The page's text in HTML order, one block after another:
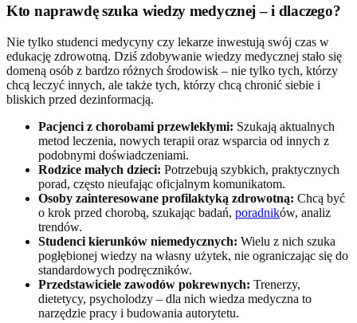
Kto naprawdę szuka wiedzy medycznej – i dlaczego?
Nie tylko studenci medycyny czy lekarze inwestują swój czas w
edukację zdrowotną. Dziś zdobywanie wiedzy medycznej stało się
domeną osób z bardzo różnych środowisk – nie tylko tych, którzy
chcą leczyć innych, ale także tych, którzy chcą chronić siebie i
bliskich przed dezinformacją.
Pacjenci z chorobami przewlekłymi: Szukają aktualnych
metod leczenia, nowych terapii oraz wsparcia od innych z
podobnymi doświadczeniami.
Rodzice małych dzieci: Potrzebują szybkich, praktycznych
porad, często nieufając oficjalnym komunikatom.
Osoby zainteresowane profilaktyką zdrowotną: Chcą być
o krok przed chorobą, szukając badań, poradników, analiz
trendów.
Studenci kierunków niemedycznych: Wielu z nich szuka
pogłębionej wiedzy na własny użytek, nie ograniczając się do
standardowych podręczników.
Przedstawiciele zawodów pokrewnych: Trenerzy,
dietetycy, psycholodzy – dla nich wiedza medyczna to
narzędzie pracy i budowania autorytetu.